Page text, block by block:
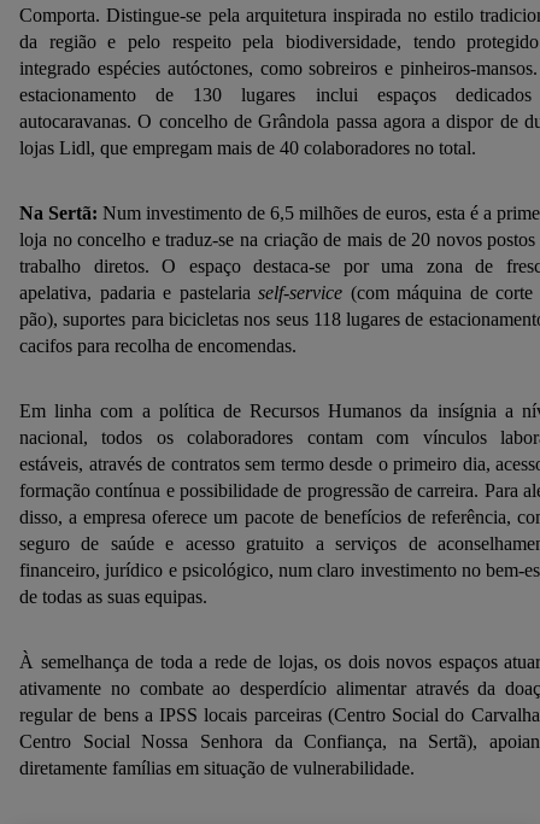
Comporta. Distingue-se pela arquitetura inspirada no estilo
da região e pelo respeito pela biodiversidade, tendo
integrado espécies autóctones, como sobreiros e pinheiros-
estacionamento de 130 lugares inclui espaços
autocaravanas. O concelho de Grândola passa agora a dispor de
lojas Lidl, que empregam mais de 40 colaboradores no total.
Na Sertã: Num investimento de 6,5 milhões de euros, esta é a
loja no concelho e traduz-se na criação de mais de 20 novos postos
trabalho diretos. O espaço destaca-se por uma zona de
apelativa, padaria e pastelariaself-service (com máquina de corte
pão), suportes para bicicletas nos seus 118 lugares de
cacifos para recolha de encomendas.
Em linha com a política de Recursos Humanos da insígnia a
nacional, todos os colaboradores contam com vínculos
estáveis, através de contratos sem termo desde o primeiro dia,
formação contínua e possibilidade de progressão de carreira. Para
disso, a empresa oferece um pacote de benefícios de referência,
seguro de saúde e acesso gratuito a serviços de
financeiro, jurídico e psicológico, num claro investimento no bem-
de todas as suas equipas.
À semelhança de toda a rede de lojas, os dois novos espaços
ativamente no combate ao desperdício alimentar através da
regular de bens a IPSS locais parceiras (Centro Social do
Centro Social Nossa Senhora da Confiança, na Sertã),
diretamente famílias em situação de vulnerabilidade.